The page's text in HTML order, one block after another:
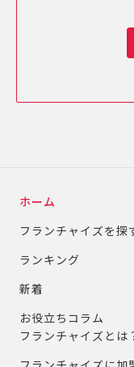
ホーム
フランチャイズを探
ランキング
新着
お役立ちコラム
フランチャイズとは